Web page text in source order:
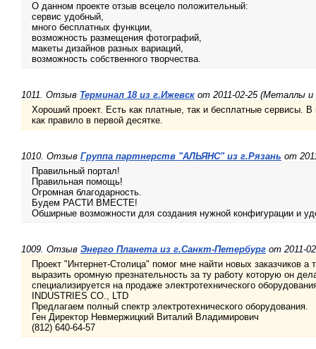
О данном проекте отзыв всецело положительный:
сервис удобный,
много бесплатных функции,
возможность размещения фотографий,
макеты дизайнов разных вариаций,
возможность собственного творчества.
1011. Отзыв Терминал 18 из г.Ижевск от 2011-02-25 (Металлы и
Хороший проект. Есть как платные, так и бесплатные сервисы. В
как правило в первой десятке.
1010. Отзыв Группа партнерств "АЛЬЯНС" из г.Рязань от
Правильный портал!
Правильная помощь!
Огромная благодарность.
Будем РАСТИ ВМЕСТЕ!
Обширные возможности для создания нужной конфигурации и
1009. Отзыв Энерго Планета из г.Санкт-Петербург от 2011-
Проект "Интернет-Столица" помог мне найти новых заказчиков а
выразить оромную презнательность за ту работу которую он
специализируется на продаже электротехнического
INDUSTRIES CO., LTD
Предлагаем полный спектр электротехнического оборудования.
Ген Директор Невмержицкий Виталий Владимирович
(812) 640-64-57